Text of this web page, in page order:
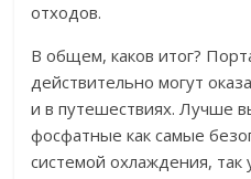
отходов.
В общем, каков итог?
действительно могут
и в путешествиях. Лучше
фосфатные как самые
системой охлаждения, так